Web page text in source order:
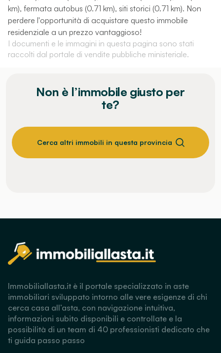
km), fermata autobus (0.71 km), siti storici (0.71 km). Non
perdere l'opportunità di acquistare questo immobile
residenziale a un prezzo vantaggioso!
I documenti e le immagini in questa pagina sono stati
raccolti dal portale di vendite pubbliche ministeriale.
Non è l’immobile giusto per
te?
Cerca altri immobili in questa provincia
Immobiliallasta.it è il portale specializzato in aste
immobiliari sviluppato intorno alle vere esigenze di chi
cerca casa all’asta, con navigazione intuitiva,
informazioni subito disponibili e controllate e la
possibilità di un team di 40 professionisti dedicato che
ti guida passo passo